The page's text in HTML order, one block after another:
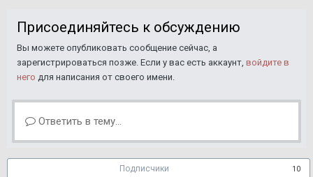
Присоединяйтесь к обсуждению
Вы можете опубликовать сообщение сейчас, а
зарегистрироваться позже. Если у вас есть аккаунт, войдите в
него для написания от своего имени.
Ответить в тему...
Подписчики 10